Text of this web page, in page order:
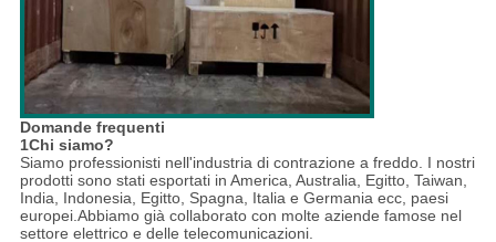
Domande frequenti
1Chi siamo?
Siamo professionisti nell'industria di contrazione a freddo. I nostri
prodotti sono stati esportati in America, Australia, Egitto, Taiwan,
India, Indonesia, Egitto, Spagna, Italia e Germania ecc, paesi
europei.Abbiamo già collaborato con molte aziende famose nel
settore elettrico e delle telecomunicazioni.